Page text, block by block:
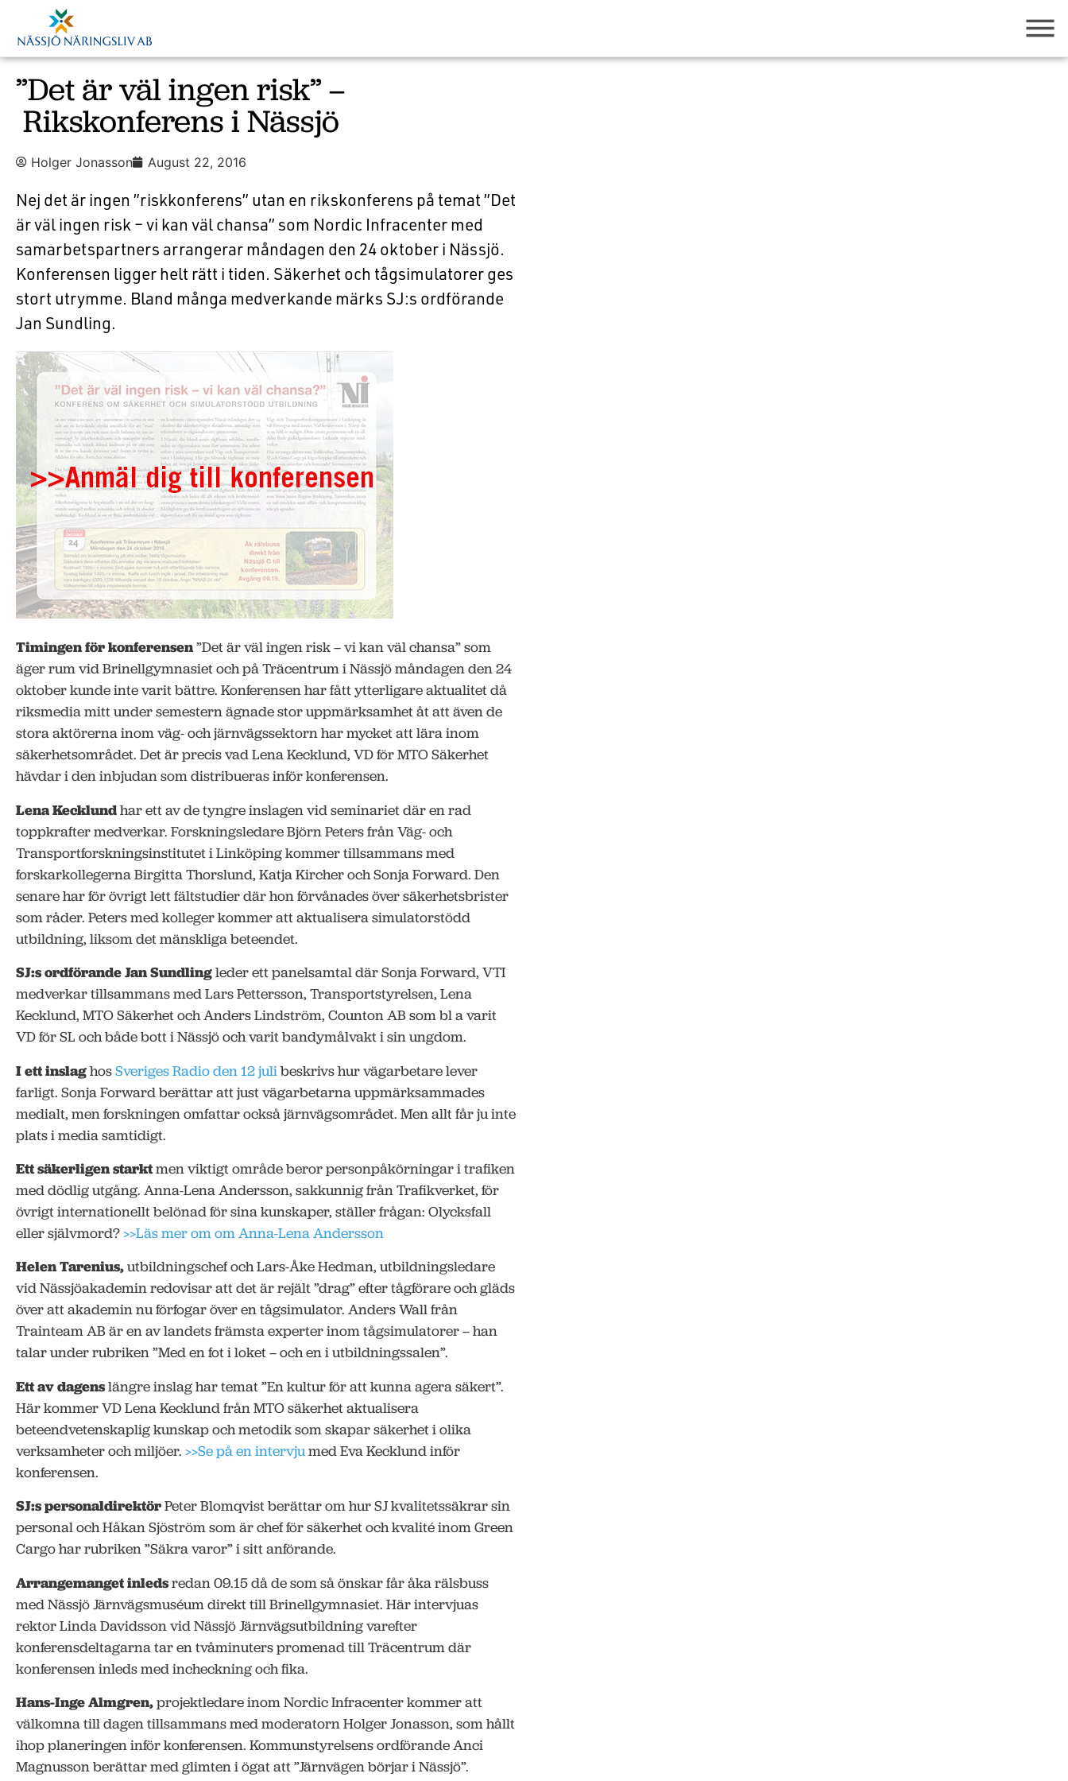
”Det är väl ingen risk” –
Rikskonferens i Nässjö
Holger Jonasson August 22, 2016
Nej det är ingen ”riskkonferens” utan en rikskonferens på temat ”Det
är väl ingen risk – vi kan väl chansa” som Nordic Infracenter med
samarbetspartners arrangerar måndagen den 24 oktober i Nässjö.
Konferensen ligger helt rätt i tiden. Säkerhet och tågsimulatorer ges
stort utrymme. Bland många medverkande märks SJ:s ordförande
Jan Sundling.
Timingen för konferensen”Det är väl ingen risk – vi kan väl chansa” som
äger rum vid Brinellgymnasiet och på Träcentrum i Nässjö måndagen den 24
oktober kunde inte varit bättre. Konferensen har fått ytterligare aktualitet då
riksmedia mitt under semestern ägnade stor uppmärksamhet åt att även de
stora aktörerna inom väg- och järnvägssektorn har mycket att lära inom
säkerhetsområdet. Det är precis vad Lena Kecklund, VD för MTO Säkerhet
hävdar i den inbjudan som distribueras inför konferensen.
Lena Kecklundhar ett av de tyngre inslagen vid seminariet där en rad
toppkrafter medverkar. Forskningsledare Björn Peters från Väg- och
Transportforskningsinstitutet i Linköping kommer tillsammans med
forskarkollegerna Birgitta Thorslund, Katja Kircher och Sonja Forward. Den
senare har för övrigt lett fältstudier där hon förvånades över säkerhetsbrister
som råder. Peters med kolleger kommer att aktualisera simulatorstödd
utbildning, liksom det mänskliga beteendet.
SJ:s ordförande Jan Sundlingleder ett panelsamtal där Sonja Forward, VTI
medverkar tillsammans med Lars Pettersson, Transportstyrelsen, Lena
Kecklund, MTO Säkerhet och Anders Lindström, Counton AB som bl a varit
VD för SL och både bott i Nässjö och varit bandymålvakt i sin ungdom.
I ett inslaghosSveriges Radio den 12 julibeskrivs hur vägarbetare lever
farligt. Sonja Forward berättar att just vägarbetarna uppmärksammades
medialt, men forskningen omfattar också järnvägsområdet. Men allt får ju inte
plats i media samtidigt.
Ett säkerligen starktmen viktigt område beror personpåkörningar i trafiken
med dödlig utgång. Anna-Lena Andersson, sakkunnig från Trafikverket, för
övrigt internationellt belönad för sina kunskaper, ställer frågan: Olycksfall
eller självmord?>>Läs mer om om Anna-Lena Andersson
Helen Tarenius,utbildningschef och Lars-Åke Hedman, utbildningsledare
vid Nässjöakademin redovisar att det är rejält ”drag” efter tågförare och gläds
över att akademin nu förfogar över en tågsimulator. Anders Wall från
Trainteam AB är en av landets främsta experter inom tågsimulatorer – han
talar under rubriken ”Med en fot i loket – och en i utbildningssalen”.
Ett av dagenslängre inslag har temat ”En kultur för att kunna agera säkert”.
Här kommer VD Lena Kecklund från MTO säkerhet aktualisera
beteendvetenskaplig kunskap och metodik som skapar säkerhet i olika
verksamheter och miljöer. >>Se på en intervjumed Eva Kecklund inför
konferensen.
SJ:s personaldirektörPeter Blomqvist berättar om hur SJ kvalitetssäkrar sin
personal och Håkan Sjöström som är chef för säkerhet och kvalité inom Green
Cargo har rubriken ”Säkra varor” i sitt anförande.
Arrangemanget inledsredan 09.15 då de som så önskar får åka rälsbuss
med Nässjö Järnvägsmuséum direkt till Brinellgymnasiet. Här intervjuas
rektor Linda Davidsson vid Nässjö Järnvägsutbildning varefter
konferensdeltagarna tar en tvåminuters promenad till Träcentrum där
konferensen inleds med incheckning och fika.
Hans-Inge Almgren,projektledare inom Nordic Infracenter kommer att
välkomna till dagen tillsammans med moderatorn Holger Jonasson, som hållt
ihop planeringen inför konferensen. Kommunstyrelsens ordförande Anci
Magnusson berättar med glimten i ögat att ”Järnvägen börjar i Nässjö”.